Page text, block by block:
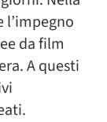
da film
A questi